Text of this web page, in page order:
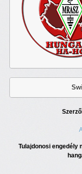
Tulajdonosi engedély